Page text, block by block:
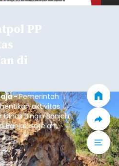
PP
di
-Pemerintah
aktivitas
Bingin Banjah,
Banjar, setelah
pengambilan
peruntukan